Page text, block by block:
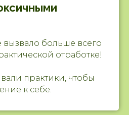
вызвало больше всего
отработке!
практики, чтобы
к себе.